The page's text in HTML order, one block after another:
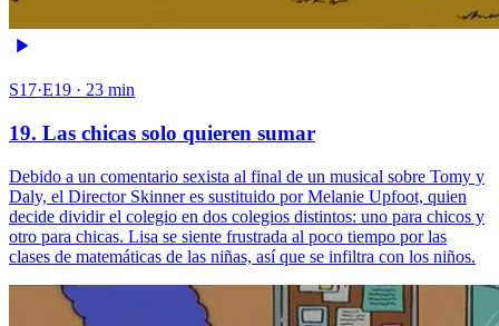
S17·E19 · 23 min
19. Las chicas solo quieren sumar
Debido a un comentario sexista al final de un musical sobre Tomy y
Daly, el Director Skinner es sustituido por Melanie Upfoot, quien
decide dividir el colegio en dos colegios distintos: uno para chicos y
otro para chicas. Lisa se siente frustrada al poco tiempo por las
clases de matemáticas de las niñas, así que se infiltra con los niños.